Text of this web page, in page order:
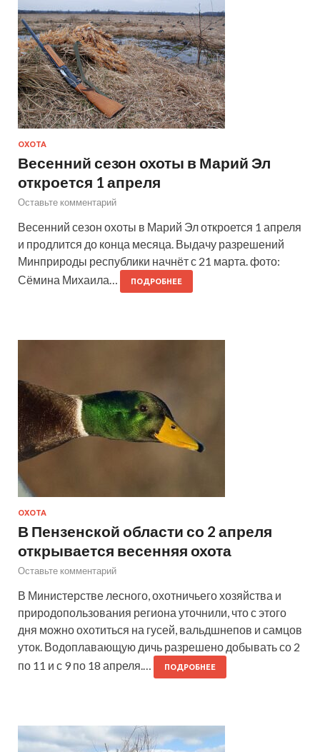
ОХОТА
Весенний сезон охоты в Марий Эл
откроется 1 апреля
Оставьте комментарий
Весенний сезон охоты в Марий Эл откроется 1 апреля
и продлится до конца месяца. Выдачу разрешений
Минприроды республики начнёт с 21 марта. фото:
Сёмина Михаила…
ПОДРОБНЕЕ
ОХОТА
В Пензенской области со 2 апреля
открывается весенняя охота
Оставьте комментарий
В Министерстве лесного, охотничьего хозяйства и
природопользования региона уточнили, что с этого
дня можно охотиться на гусей, вальдшнепов и самцов
уток. Водоплавающую дичь разрешено добывать со 2
по 11 и с 9 по 18 апреля.…
ПОДРОБНЕЕ